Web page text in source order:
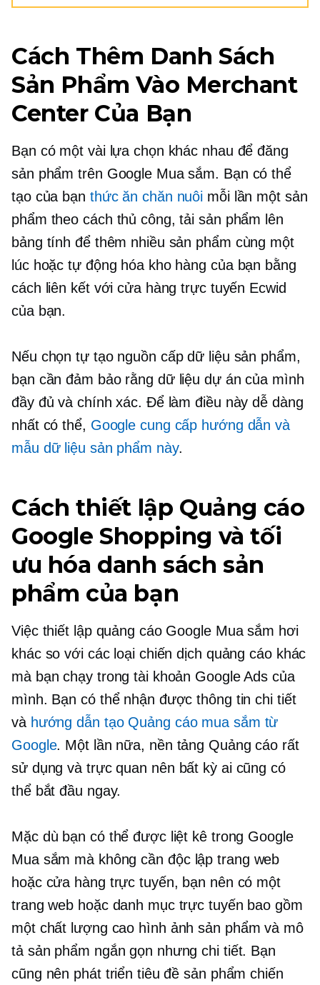
Cách Thêm Danh Sách
Sản Phẩm Vào Merchant
Center Của Bạn
Bạn có một vài lựa chọn khác nhau để đăng
sản phẩm trên Google Mua sắm. Bạn có thể
tạo của bạn thức ăn chăn nuôi mỗi lần một sản
phẩm theo cách thủ công, tải sản phẩm lên
bảng tính để thêm nhiều sản phẩm cùng một
lúc hoặc tự động hóa kho hàng của bạn bằng
cách liên kết với cửa hàng trực tuyến Ecwid
của bạn.
Nếu chọn tự tạo nguồn cấp dữ liệu sản phẩm,
bạn cần đảm bảo rằng dữ liệu dự án của mình
đầy đủ và chính xác. Để làm điều này dễ dàng
nhất có thể, Google cung cấp hướng dẫn và
mẫu dữ liệu sản phẩm này.
Cách thiết lập Quảng cáo
Google Shopping và tối
ưu hóa danh sách sản
phẩm của bạn
Việc thiết lập quảng cáo Google Mua sắm hơi
khác so với các loại chiến dịch quảng cáo khác
mà bạn chạy trong tài khoản Google Ads của
mình. Bạn có thể nhận được thông tin chi tiết
và hướng dẫn tạo Quảng cáo mua sắm từ
Google. Một lần nữa, nền tảng Quảng cáo rất
sử dụng và trực quan nên bất kỳ ai cũng có
thể bắt đầu ngay.
Mặc dù bạn có thể được liệt kê trong Google
Mua sắm mà không cần độc lập trang web
hoặc cửa hàng trực tuyến, bạn nên có một
trang web hoặc danh mục trực tuyến bao gồm
một chất lượng cao hình ảnh sản phẩm và mô
tả sản phẩm ngắn gọn nhưng chi tiết. Bạn
cũng nên phát triển tiêu đề sản phẩm chiến